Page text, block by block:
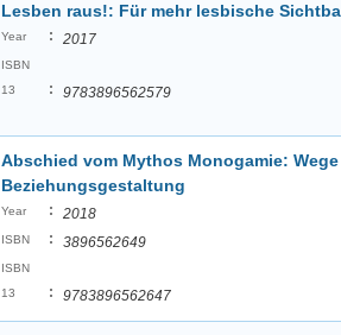
Lesben raus!: Für mehr lesbische
Year : 2017
ISBN
13
: 9783896562579
Abschied vom Mythos Monogamie:
Beziehungsgestaltung
Year : 2018
ISBN : 3896562649
ISBN
13
: 9783896562647